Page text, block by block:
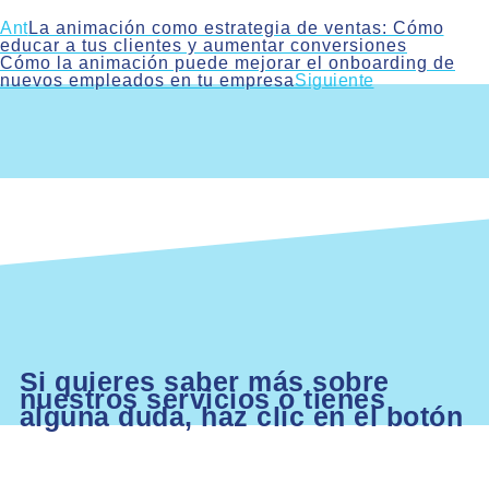
AntLa animación como estrategia de ventas: Cómo
educar a tus clientes y aumentar conversiones
Cómo la animación puede mejorar el onboarding de
nuevos empleados en tu empresaSiguiente
Si quieres saber más sobre
nuestros servicios o tienes
alguna duda, haz clic en el botón